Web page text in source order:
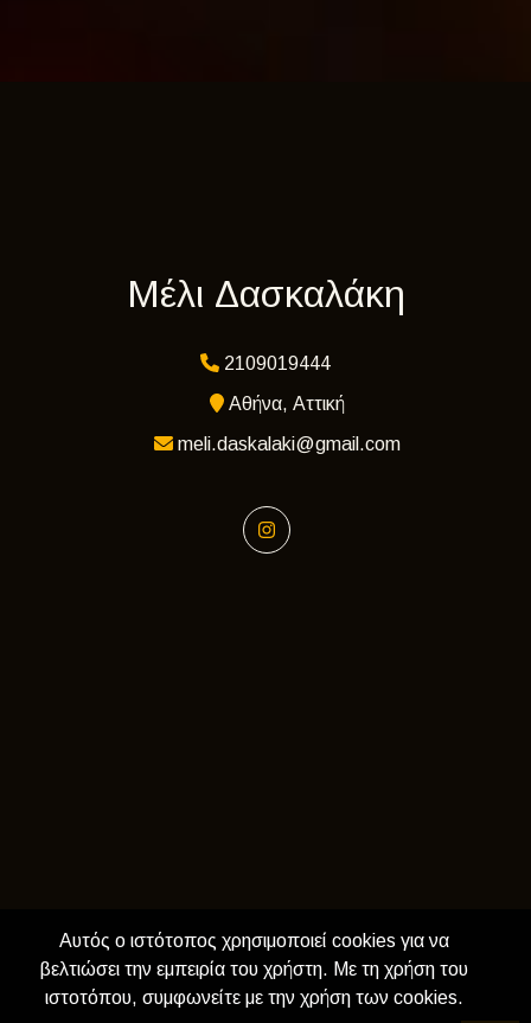
Μέλι Δασκαλάκη
2109019444
Αθήνα, Αττική
meli.daskalaki@gmail.com
Αυτός ο ιστότοπος χρησιμοποιεί cookies για να
βελτιώσει την εμπειρία του χρήστη. Με τη χρήση του
ιστοτόπου, συμφωνείτε με την χρήση των cookies.